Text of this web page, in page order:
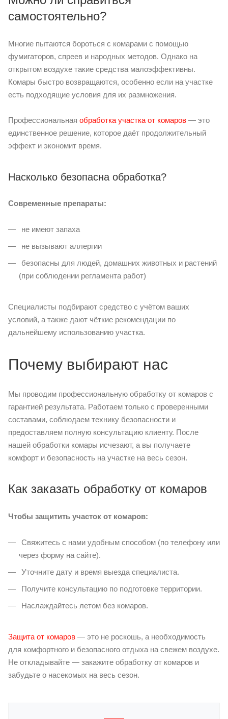
самостоятельно?
Многие пытаются бороться с комарами с помощью
фумигаторов, спреев и народных методов. Однако на
открытом воздухе такие средства малоэффективны.
Комары быстро возвращаются, особенно если на участке
есть подходящие условия для их размножения.
Профессиональная обработка участка от комаров — это
единственное решение, которое даёт продолжительный
эффект и экономит время.
Насколько безопасна обработка?
Современные препараты:
не имеют запаха
не вызывают аллергии
безопасны для людей, домашних животных и растений
(при соблюдении регламента работ)
Специалисты подбирают средство с учётом ваших
условий, а также дают чёткие рекомендации по
дальнейшему использованию участка.
Почему выбирают нас
Мы проводим профессиональную обработку от комаров с
гарантией результата. Работаем только с проверенными
составами, соблюдаем технику безопасности и
предоставляем полную консультацию клиенту. После
нашей обработки комары исчезают, а вы получаете
комфорт и безопасность на участке на весь сезон.
Как заказать обработку от комаров
Чтобы защитить участок от комаров:
Свяжитесь с нами удобным способом (по телефону или
через форму на сайте).
Уточните дату и время выезда специалиста.
Получите консультацию по подготовке территории.
Наслаждайтесь летом без комаров.
Защита от комаров — это не роскошь, а необходимость
для комфортного и безопасного отдыха на свежем воздухе.
Не откладывайте — закажите обработку от комаров и
забудьте о насекомых на весь сезон.